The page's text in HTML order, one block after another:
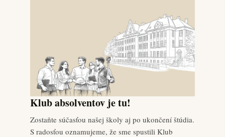
Klub absolventov je tu!
Zostaňte súčasťou našej školy aj po ukončení štúdia.
S radosťou oznamujeme, že sme spustili Klub